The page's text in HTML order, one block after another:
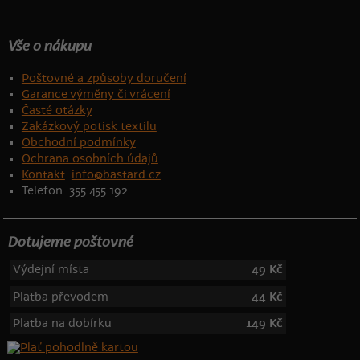
Vše o nákupu
Poštovné a způsoby doručení
Garance výměny či vrácení
Časté otázky
Zakázkový potisk textilu
Obchodní podmínky
Ochrana osobních údajů
Kontakt: info@bastard.cz
Telefon: 355 455 192
Dotujeme poštovné
Výdejní místa
49 Kč
Platba převodem
44 Kč
Platba na dobírku
149 Kč